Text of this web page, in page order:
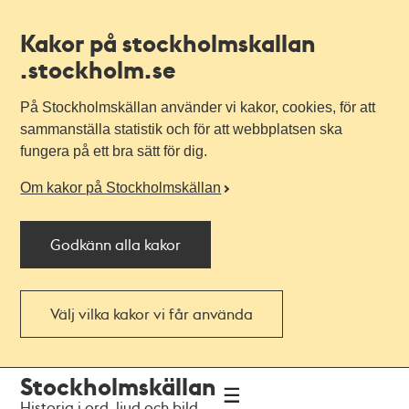
Kakor på stockholmskallan
.stockholm.se
På Stockholmskällan använder vi kakor, cookies, för att
sammanställa statistik och för att webbplatsen ska
fungera på ett bra sätt för dig.
Om kakor på Stockholmskällan
Godkänn alla kakor
Välj vilka kakor vi får använda
navigationen
huvudinnehållet
Stockholmskällan